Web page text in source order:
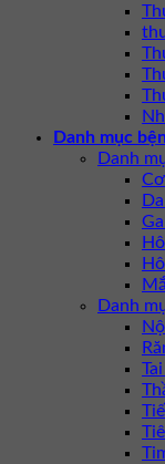
Danh mục
Danh
Danh